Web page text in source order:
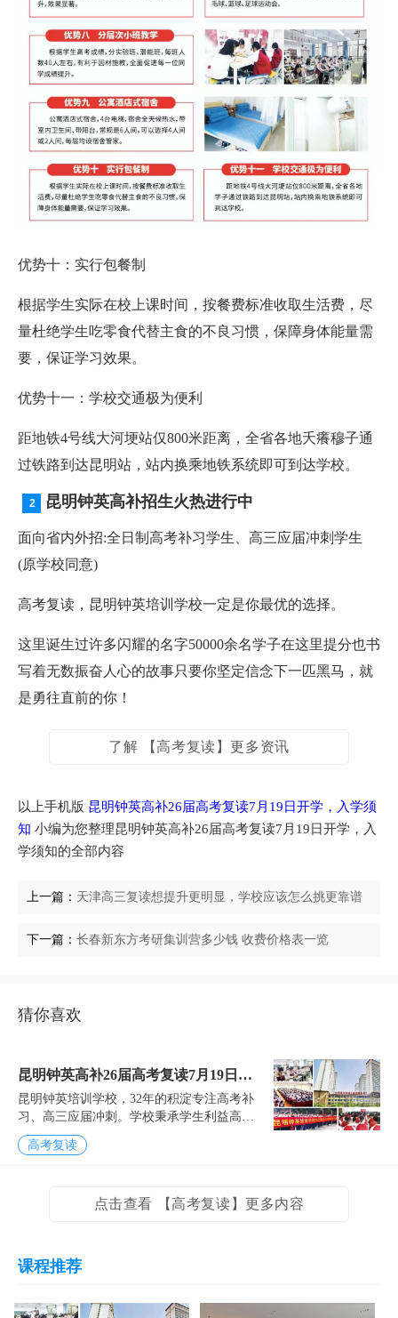
优势十：实行包餐制
根据学生实际在校上课时间，按餐费标准收取生活费，尽
量杜绝学生吃零食代替主食的不良习惯，保障身体能量需
要，保证学习效果。
优势十一：学校交通极为便利
距地铁4号线大河埂站仅800米距离，全省各地夭癢穆子通
过铁路到达昆明站，站内换乘地铁系统即可到达学校。
昆明钟英高补招生火热进行中
面向省内外招:全日制高考补习学生、高三应届冲刺学生
(原学校同意)
高考复读，昆明钟英培训学校一定是你最优的选择。
这里诞生过许多闪耀的名字50000余名学子在这里提分也书
写着无数振奋人心的故事只要你坚定信念下一匹黑马，就
是勇往直前的你！
了解 【高考复读】更多资讯
以上手机版 昆明钟英高补26届高考复读7月19日开学，入学须
知 小编为您整理昆明钟英高补26届高考复读7月19日开学，入
学须知的全部内容
上一篇： 天津高三复读想提升更明显，学校应该怎么挑更靠谱
下一篇： 长春新东方考研集训营多少钱 收费价格表一览
猜你喜欢
昆明钟英高补26届高考复读7月19日开
学，入学须知
昆明钟英培训学校，32年的积淀专注高考补
习、高三应届冲刺。学校秉承学生利益高于
一切的理念，是中国高考复读示范单位。钟
英教育集团32年来培养出16名清华、北大学
高考复读
点击查看 【高考复读】更多内容
课程推荐